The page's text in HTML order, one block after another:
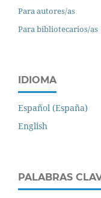
Para autores/as
Para bibliotecarios/as
IDIOMA
Español (España)
English
PALABRAS